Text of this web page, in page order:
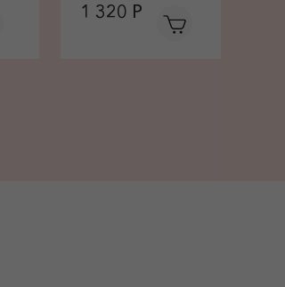
1 320 Р